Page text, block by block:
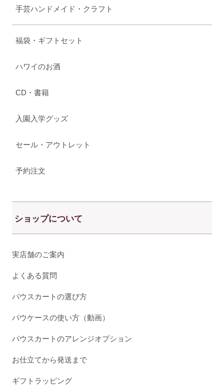
手芸ハンドメイド・クラフト
福袋・ギフトセット
ハワイのお酒
CD・書籍
入園入学グッズ
セール・アウトレット
予約注文
ショップについて
実店舗のご案内
よくある質問
パウスカートの選び方
パウケースの使い方（動画）
パウスカートのアレンジオプション
お仕立てから発送まで
ギフトラッピング